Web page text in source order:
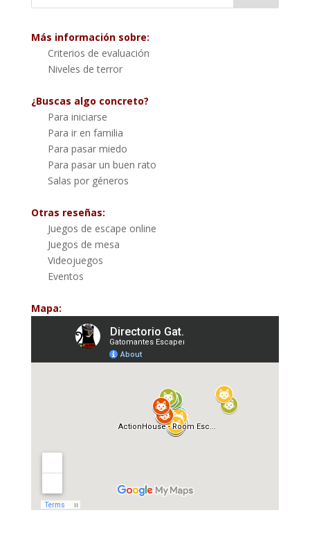
Más información sobre:
Criterios de evaluación
Niveles de terror
¿Buscas algo concreto?
Para iniciarse
Para ir en familia
Para pasar miedo
Para pasar un buen rato
Salas por géneros
Otras reseñas:
Juegos de escape online
Juegos de mesa
Videojuegos
Eventos
Mapa: